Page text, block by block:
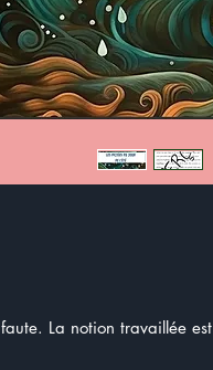
La notion travaillée est